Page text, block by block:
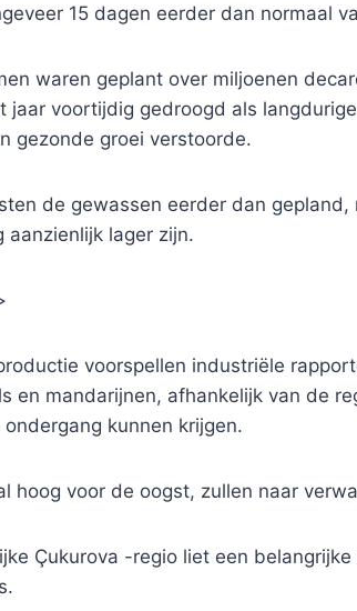
15 dagen eerder dan normaal
waren geplant over miljoenen
jaar voortijdig gedroogd als
gezonde groei verstoorde.
de gewassen eerder dan
aanzienlijk lager zijn.
voorspellen industriële
en mandarijnen, afhankelijk van de
ondergang kunnen krijgen.
hoog voor de oogst, zullen naar
Çukurova -regio liet een